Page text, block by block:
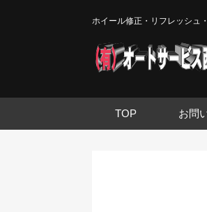
ホイール修正・リフレッシュ
TOP お問